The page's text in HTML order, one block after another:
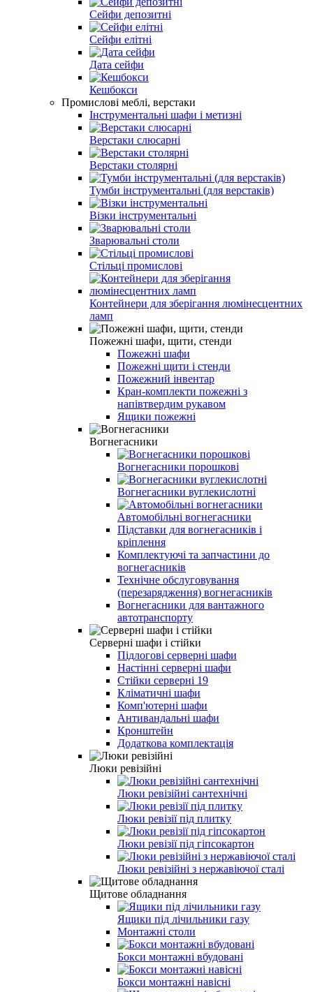
Сейфи депозитні
Сейфи елітні
Дата сейфи
Кешбокси
Промислові меблі, верстаки
Інструментальні шафи і метизні
Верстаки слюсарні
Верстаки столярні
Тумби інструментальні (для верстаків)
Візки інструментальні
Зварювальні столи
Стільці промислові
Контейнери для зберігання люмінесцентних
ламп
Пожежні шафи, щити, стенди
Пожежні шафи
Пожежні щити і стенди
Пожежний інвентар
Кран-комплекти пожежні з
напівтвердим рукавом
Ящики пожежні
Вогнегасники
Вогнегасники порошкові
Вогнегасники вуглекислотні
Автомобільні вогнегасники
Підставки для вогнегасників і
кріплення
Комплектуючі та запчастини до
вогнегасників
Технічне обслуговування
(перезарядження) вогнегасників
Вогнегасники для вантажного
автотранспорту
Серверні шафи і стійки
Підлогові серверні шафи
Настінні серверні шафи
Стійки серверні 19
Кліматичні шафи
Комп'ютерні шафи
Антивандальні шафи
Кронштейн
Додаткова комплектація
Люки ревізійні
Люки ревізійні сантехнічні
Люки ревізії під плитку
Люки ревізії під гіпсокартон
Люки ревізійні з нержавіючої сталі
Щитове обладнання
Ящики під лічильники газу
Монтажні столи
Бокси монтажні вбудовані
Бокси монтажні навісні